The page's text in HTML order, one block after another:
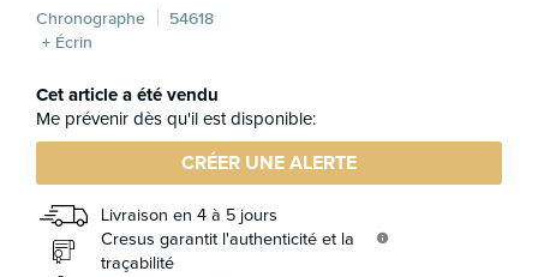
Chronographe
54618
+ Écrin
Cet article a été vendu
Me prévenir dès qu'il est disponible:
CRÉER UNE ALERTE
Livraison en 4 à 5 jours
Cresus garantit l'authenticité et la
traçabilité
info